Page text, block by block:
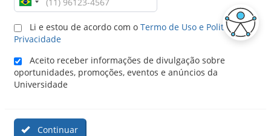
Li e estou de acordo com o Termo de Uso e Politica de
Privacidade
Aceito receber informações de divulgação sobre
oportunidades, promoções, eventos e anúncios da
Universidade
Continuar